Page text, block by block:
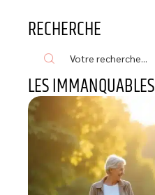
RECHERCHE
LES IMMANQUABLES